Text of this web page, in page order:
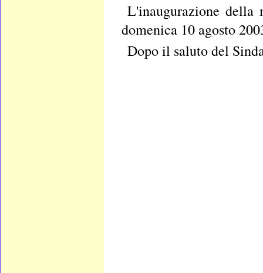
L'inaugurazione della
domenica 10 agosto
Dopo il saluto del